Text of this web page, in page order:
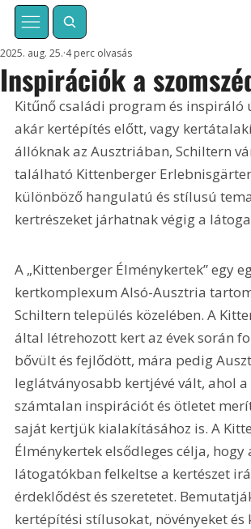
Inspirációk a
2025. aug. 25. 4 perc olvasás
Kitűnő családi program és inspiráló
akár kertépítés előtt, vagy
állóknak az Ausztriában, Schiltern
található Kittenberger
különböző hangulatú és stílusú
kertrészeket járhatnak végig a
A „Kittenberger Élménykertek” egy
kertkomplexum Alsó-Ausztria
Schiltern település közelében. A
által létrehozott kert az évek során
bővült és fejlődött, mára pedig
leglátványosabb kertjévé vált, ahol
számtalan inspirációt és ötletet
saját kertjük kialakításához is. A
Élménykertek elsődleges célja, hogy
látogatókban felkeltse a kertészet
érdeklődést és szeretetet.
kertépítési stílusokat, növényeket és